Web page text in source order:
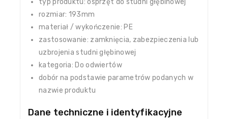
typ produktu: osprzęt do studni głębinowej
rozmiar: 193mm
materiał / wykończenie: PE
zastosowanie: zamknięcia, zabezpieczenia lub
uzbrojenia studni głębinowej
kategoria: Do odwiertów
dobór na podstawie parametrów podanych w
nazwie produktu
Dane techniczne i identyfikacyjne